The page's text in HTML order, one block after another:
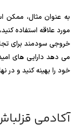
به عنوان مثال، ممکن
مورد علاقه استفاده
خروجی سودمند برای
می دهد دارایی های
خود را بهینه کنید و در
آکادمی